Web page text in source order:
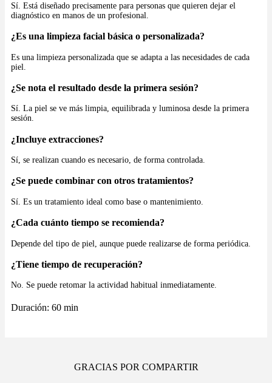
Sí. Está diseñado precisamente para personas que quieren dejar el
diagnóstico en manos de un profesional.
¿Es una limpieza facial básica o personalizada?
Es una limpieza personalizada que se adapta a las necesidades de cada
piel.
¿Se nota el resultado desde la primera sesión?
Sí. La piel se ve más limpia, equilibrada y luminosa desde la primera
sesión.
¿Incluye extracciones?
Sí, se realizan cuando es necesario, de forma controlada.
¿Se puede combinar con otros tratamientos?
Sí. Es un tratamiento ideal como base o mantenimiento.
¿Cada cuánto tiempo se recomienda?
Depende del tipo de piel, aunque puede realizarse de forma periódica.
¿Tiene tiempo de recuperación?
No. Se puede retomar la actividad habitual inmediatamente.
Duración: 60 min
GRACIAS POR COMPARTIR